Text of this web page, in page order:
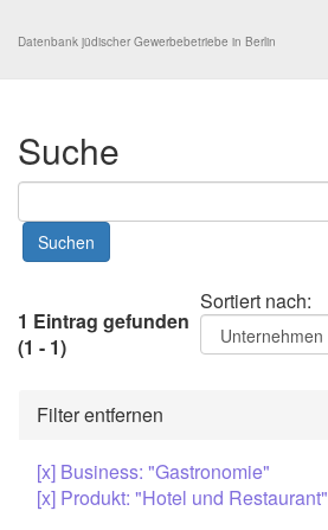
Datenbank jüdischer Gewerbebetriebe in Berlin
Suche
Sortiert nach:
1 Eintrag gefunden
(1 - 1)
Filter entfernen
[x] Business: "Gastronomie"
[x] Produkt: "Hotel und Restaurant"